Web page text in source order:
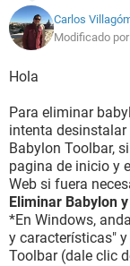
Carlos
Modificado
Hola
Para eliminar
intenta
Babylon Toolbar,
pagina de inicio y
Web si fuera
Eliminar Babylon
*En Windows,
y características"
Toolbar (dale clic